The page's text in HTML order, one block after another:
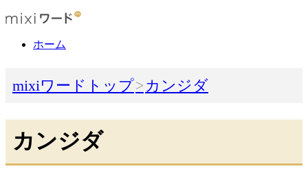
ホーム
mixiワードトップ カンジダ
カンジダ